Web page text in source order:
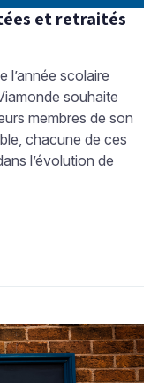
et retraités
l’année scolaire
souhaite
membres de son
chacune de ces
l’évolution de